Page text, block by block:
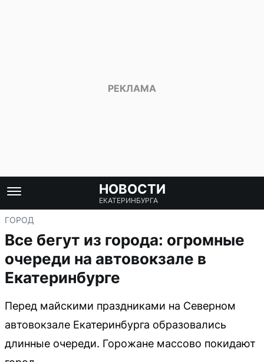
НОВОСТИ
ЕКАТЕРИНБУРГА
ГОРОД
Все бегут из города: огромные
очереди на автовокзале в
Екатеринбурге
Перед майскими праздниками на Северном
автовокзале Екатеринбурга образовались
длинные очереди. Горожане массово покидают